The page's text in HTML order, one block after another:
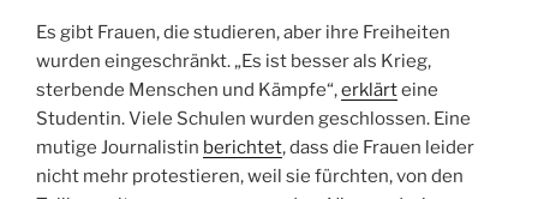
Es gibt Frauen, die studieren, aber ihre Freiheiten
wurden eingeschränkt. „Es ist besser als Krieg,
sterbende Menschen und Kämpfe“,erklärteine
Studentin. Viele Schulen wurden geschlossen. Eine
mutige Journalistin berichtet, dass die Frauen leider
nicht mehr protestieren, weil sie fürchten, von den